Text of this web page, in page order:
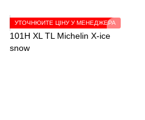
УТОЧНЮЙТЕ ЦІНУ У МЕНЕДЖЕРА